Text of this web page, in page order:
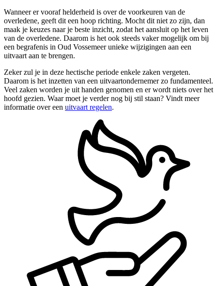
Wanneer er vooraf helderheid is over de voorkeuren van de
overledene, geeft dit een hoop richting. Mocht dit niet zo zijn, dan
maak je keuzes naar je beste inzicht, zodat het aansluit op het leven
van de overledene. Daarom is het ook steeds vaker mogelijk om bij
een begrafenis in Oud Vossemeer unieke wijzigingen aan een
uitvaart aan te brengen.
Zeker zul je in deze hectische periode enkele zaken vergeten.
Daarom is het inzetten van een uitvaartondernemer zo fundamenteel.
Veel zaken worden je uit handen genomen en er wordt niets over het
hoofd gezien. Waar moet je verder nog bij stil staan? Vindt meer
informatie over een uitvaart regelen.